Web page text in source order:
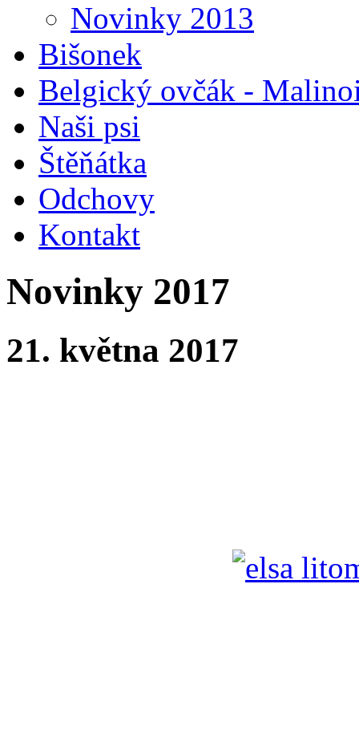
Novinky 2013
Bišonek
Belgický ovčák -
Naši psi
Štěňátka
Odchovy
Kontakt
Novinky 2017
21. května 2017